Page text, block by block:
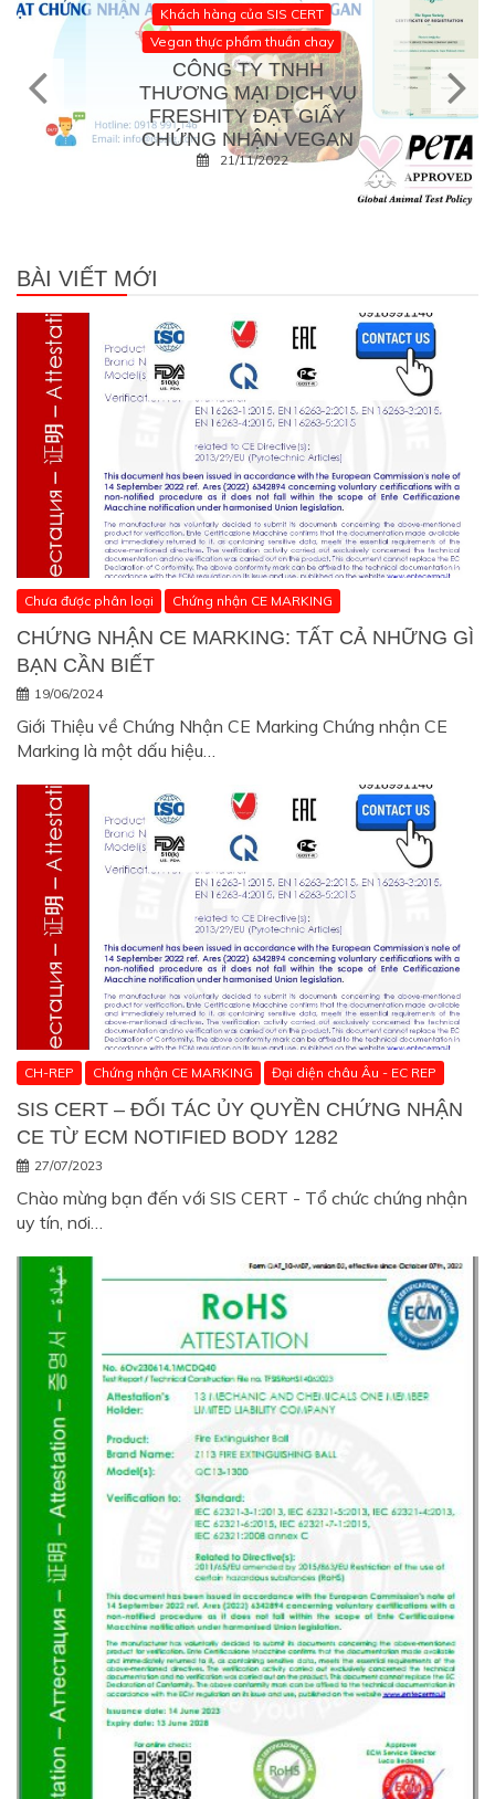
Khách hàng của SIS CERT
Vegan thực phẩm thuần chay
CÔNG TY TNHH
THƯƠNG MẠI DỊCH VỤ
FRESHITY ĐẠT GIẤY
CHỨNG NHẬN VEGAN
21/11/2022
BÀI VIẾT MỚI
Chưa được phân loại Chứng nhận CE MARKING
CHỨNG NHẬN CE MARKING: TẤT CẢ NHỮNG GÌ
BẠN CẦN BIẾT
19/06/2024
Giới Thiệu về Chứng Nhận CE Marking Chứng nhận CE
Marking là một dấu hiệu…
CH-REP Chứng nhận CE MARKING Đại diện châu Âu - EC REP
SIS CERT – ĐỐI TÁC ỦY QUYỀN CHỨNG NHẬN
CE TỪ ECM NOTIFIED BODY 1282
27/07/2023
Chào mừng bạn đến với SIS CERT - Tổ chức chứng nhận
uy tín, nơi…